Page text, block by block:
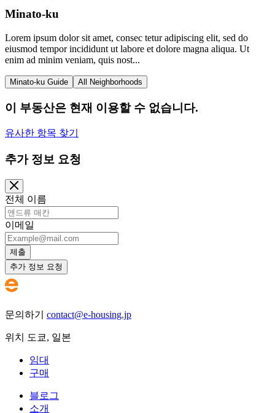
Minato-ku
Lorem ipsum dolor sit amet, consec tetur adipiscing elit, sed do
eiusmod tempor incididunt ut labore et dolore magna aliqua. Ut
enim ad minim veniam, quis nost...
Minato-ku Guide All Neighborhoods
이 부동산은 현재 이용할 수 없습니다.
유사한 항목 찾기
추가 정보 요청
전체 이름
이메일
제출
추가 정보 요청
문의하기 contact@e-housing.jp
위치 도쿄, 일본
임대
구매
블로그
소개